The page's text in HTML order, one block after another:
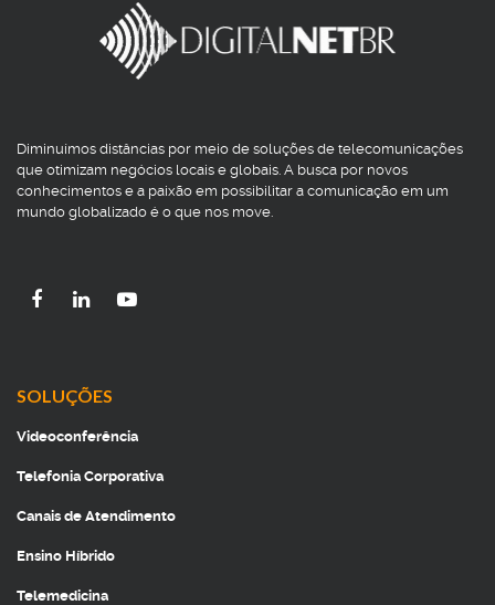
Diminuímos distâncias por meio de soluções de telecomunicações
que otimizam negócios locais e globais. A busca por novos
conhecimentos e a paixão em possibilitar a comunicação em um
mundo globalizado é o que nos move.
SOLUÇÕES
Videoconferência
Telefonia Corporativa
Canais de Atendimento
Ensino Híbrido
Telemedicina